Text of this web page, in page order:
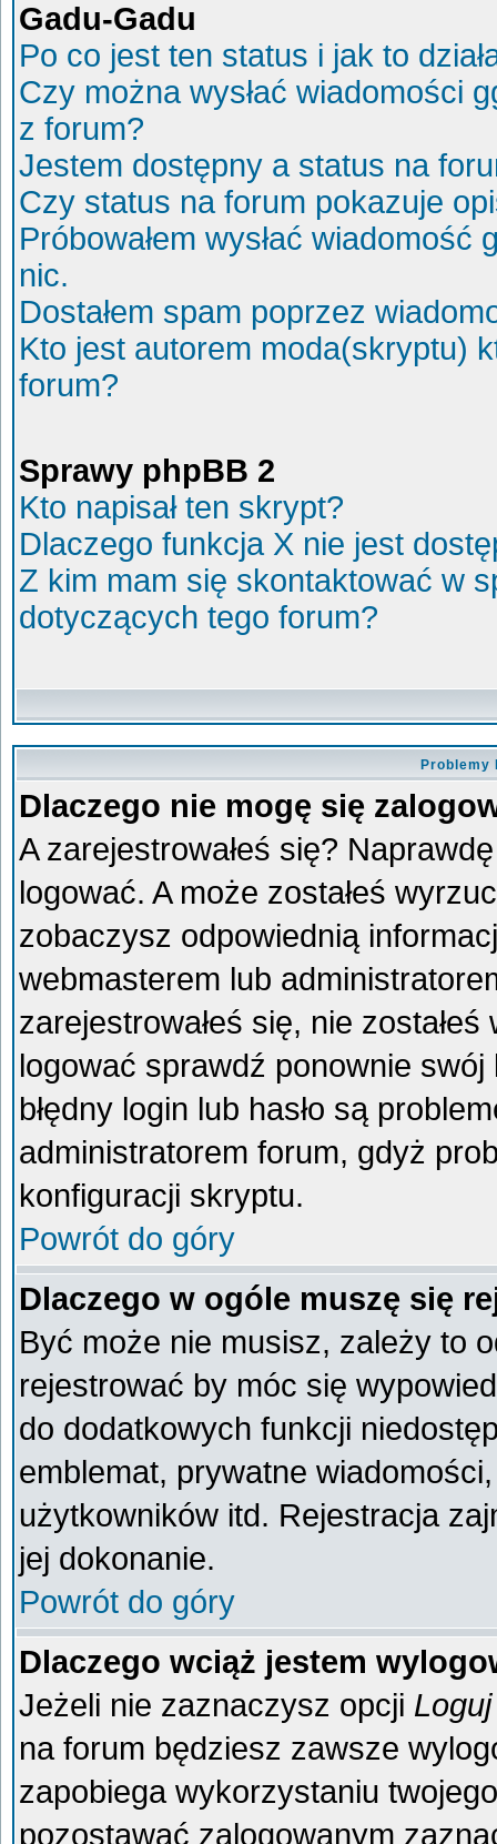
Gadu-Gadu
Po co jest ten status i jak to
Czy można wysłać wiadomości
z forum?
Jestem dostępny a status na
Czy status na forum pokazuje
Próbowałem wysłać
nic.
Dostałem spam poprzez
Kto jest autorem moda(skryptu)
forum?
Sprawy phpBB 2
Kto napisał ten skrypt?
Dlaczego funkcja X nie jest
Z kim mam się skontaktować w
dotyczących tego forum?
Problemy
Dlaczego nie mogę się
A zarejestrowałeś się?
logować. A może zostałeś
zobaczysz odpowiednią
webmasterem lub
zarejestrowałeś się, nie
logować sprawdź ponownie swój
błędny login lub hasło są
administratorem forum, gdyż
konfiguracji skryptu.
Powrót do góry
Dlaczego w ogóle muszę się
Być może nie musisz, zależy to
rejestrować by móc się
do dodatkowych funkcji
emblemat, prywatne
użytkowników itd. Rejestracja
jej dokonanie.
Powrót do góry
Dlaczego wciąż jestem
Jeżeli nie zaznaczysz opcji
na forum będziesz zawsze
zapobiega wykorzystaniu
pozostawać zalogowanym